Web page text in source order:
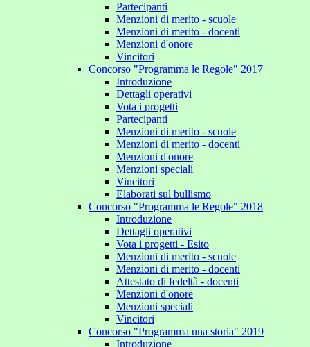
Partecipanti
Menzioni di merito - scuole
Menzioni di merito - docenti
Menzioni d'onore
Vincitori
Concorso "Programma le Regole" 2017
Introduzione
Dettagli operativi
Vota i progetti
Partecipanti
Menzioni di merito - scuole
Menzioni di merito - docenti
Menzioni d'onore
Menzioni speciali
Vincitori
Elaborati sul bullismo
Concorso "Programma le Regole" 2018
Introduzione
Dettagli operativi
Vota i progetti - Esito
Menzioni di merito - scuole
Menzioni di merito - docenti
Attestato di fedeltà - docenti
Menzioni d'onore
Menzioni speciali
Vincitori
Concorso "Programma una storia" 2019
Introduzione